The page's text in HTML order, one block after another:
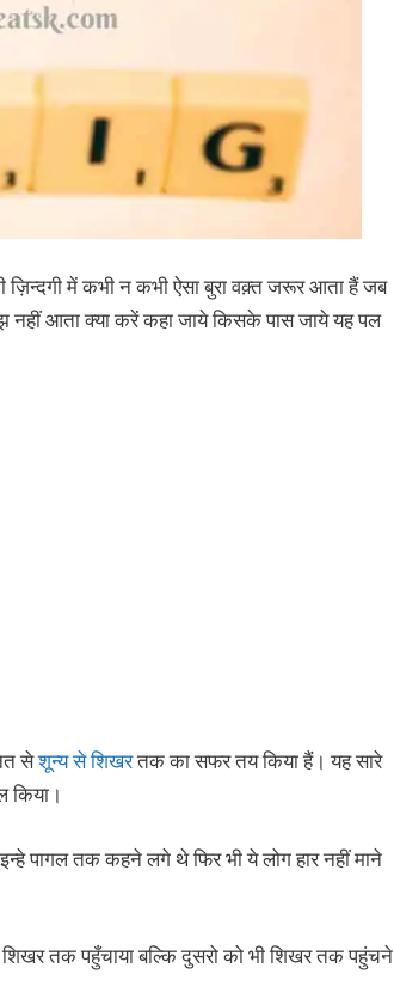
ज़िन्दगी में कभी न कभी ऐसा बुरा वक़्त जरूर आता हैं जब
आता क्या करें कहा जाये किसके पास जाये यह पल
सेशून्य से शिखरतक का सफर तय किया हैं। यह सारे
किया।
पागल तक कहने लगे थे फिर भी ये लोग हार नहीं माने
तक पहुँचाया बल्कि दुसरो को भी शिखर तक पहुंचने